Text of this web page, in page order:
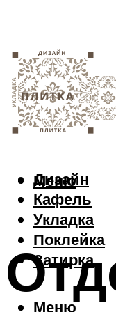
Дизайн
Кафель
Укладка
Поклейка
Затирка
Меню
Меню